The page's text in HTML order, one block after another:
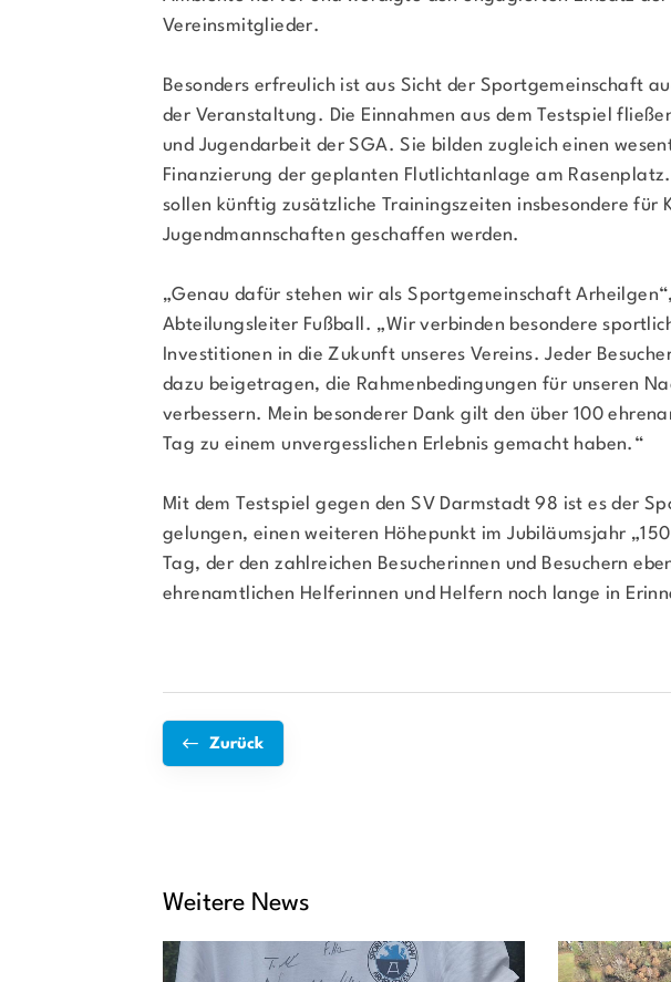
Vereinsmitglieder.
Besonders erfreulich ist aus Sicht der Sportgemeinschaft
der Veranstaltung. Die Einnahmen aus dem Testspiel
und Jugendarbeit der SGA. Sie bilden zugleich einen
Finanzierung der geplanten Flutlichtanlage am
sollen künftig zusätzliche Trainingszeiten insbesondere für
Jugendmannschaften geschaffen werden.
„Genau dafür stehen wir als Sportgemeinschaft
Abteilungsleiter Fußball. „Wir verbinden besondere
Investitionen in die Zukunft unseres Vereins. Jeder
dazu beigetragen, die Rahmenbedingungen für unseren
verbessern. Mein besonderer Dank gilt den über 100
Tag zu einem unvergesslichen Erlebnis gemacht haben.“
Mit dem Testspiel gegen den SV Darmstadt 98 ist es der
gelungen, einen weiteren Höhepunkt im Jubiläumsjahr
Tag, der den zahlreichen Besucherinnen und Besuchern
ehrenamtlichen Helferinnen und Helfern noch lange in
Zurück
Weitere News